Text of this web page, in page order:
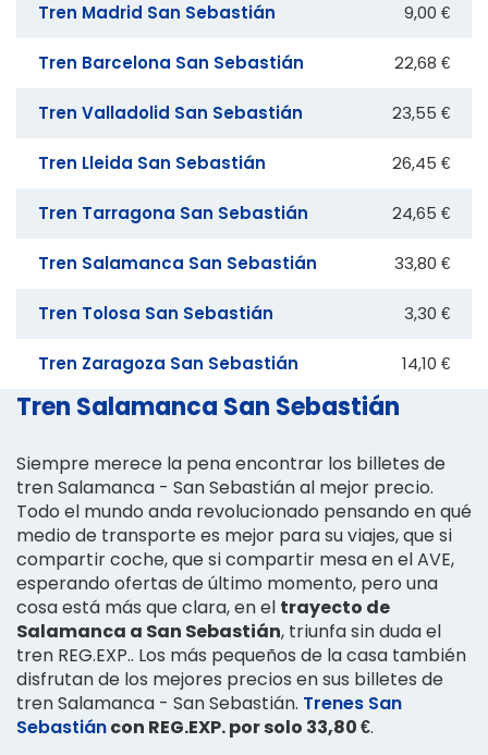
Tren Madrid San Sebastián 9,00 €
Tren Barcelona San Sebastián 22,68 €
Tren Valladolid San Sebastián 23,55 €
Tren Lleida San Sebastián 26,45 €
Tren Tarragona San Sebastián 24,65 €
Tren Salamanca San Sebastián 33,80 €
Tren Tolosa San Sebastián 3,30 €
Tren Zaragoza San Sebastián 14,10 €
Tren Salamanca San Sebastián
Siempre merece la pena encontrar los billetes de
tren Salamanca - San Sebastián al mejor precio.
Todo el mundo anda revolucionado pensando en qué
medio de transporte es mejor para su viajes, que si
compartir coche, que si compartir mesa en el AVE,
esperando ofertas de último momento, pero una
cosa está más que clara, en el trayecto de
Salamanca a San Sebastián, triunfa sin duda el
tren REG.EXP.. Los más pequeños de la casa también
disfrutan de los mejores precios en sus billetes de
tren Salamanca - San Sebastián. Trenes San
Sebastiáncon REG.EXP. por solo 33,80 €.